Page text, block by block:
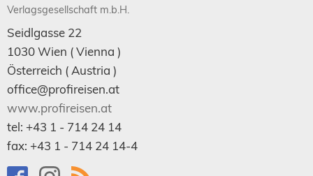
Verlagsgesellschaft m.b.H.
Seidlgasse 22
1030Wien ( Vienna )
Österreich ( Austria )
office@profireisen.at
www.profireisen.at
tel: +43 1 - 714 24 14
fax: +43 1 - 714 24 14-4